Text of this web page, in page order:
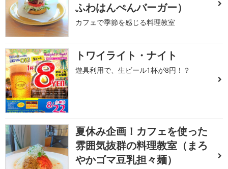
ふわはんぺんバーガー）
カフェで季節を感じる料理教室
トワイライト・ナイト
遊具利用で、生ビール1杯が8円！？
夏休み企画！カフェを使った
雰囲気抜群の料理教室（まろ
やかゴマ豆乳担々麺）